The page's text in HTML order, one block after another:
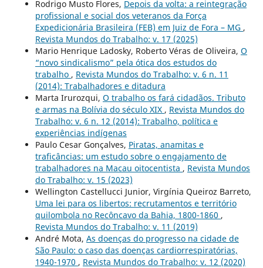
Rodrigo Musto Flores, Depois da volta: a reintegração
profissional e social dos veteranos da Força
Expedicionária Brasileira (FEB) em Juiz de Fora – MG ,
Revista Mundos do Trabalho: v. 17 (2025)
Mario Henrique Ladosky, Roberto Véras de Oliveira, O
“novo sindicalismo” pela ótica dos estudos do
trabalho , Revista Mundos do Trabalho: v. 6 n. 11
(2014): Trabalhadores e ditadura
Marta Irurozqui, O trabalho os fará cidadãos. Tributo
e armas na Bolívia do século XIX , Revista Mundos do
Trabalho: v. 6 n. 12 (2014): Trabalho, política e
experiências indígenas
Paulo Cesar Gonçalves, Piratas, anamitas e
traficâncias: um estudo sobre o engajamento de
trabalhadores na Macau oitocentista , Revista Mundos
do Trabalho: v. 15 (2023)
Wellington Castellucci Junior, Virgínia Queiroz Barreto,
Uma lei para os libertos: recrutamentos e território
quilombola no Recôncavo da Bahia, 1800-1860 ,
Revista Mundos do Trabalho: v. 11 (2019)
André Mota, As doenças do progresso na cidade de
São Paulo: o caso das doenças cardiorrespiratórias,
1940-1970 , Revista Mundos do Trabalho: v. 12 (2020)